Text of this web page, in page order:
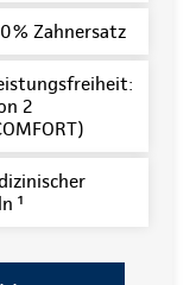
Zahnersatz
2
¹